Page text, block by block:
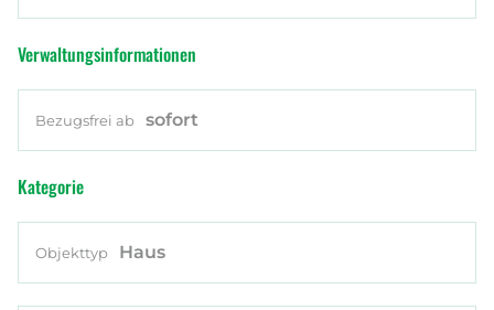
Verwaltungsinformationen
Bezugsfrei ab sofort
Kategorie
Objekttyp Haus